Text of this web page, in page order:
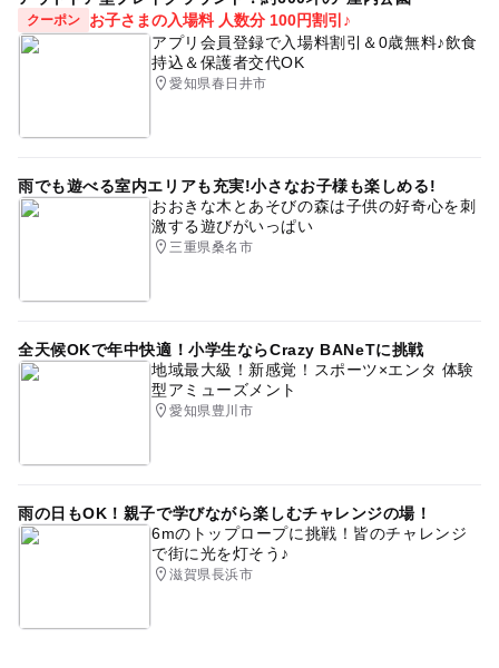
クーポン
お子さまの入場料 人数分 100円割引♪
アプリ会員登録で入場料割引＆0歳無料♪飲食
持込＆保護者交代OK
愛知県春日井市
雨でも遊べる室内エリアも充実!小さなお子様も楽しめる!
おおきな木とあそびの森は子供の好奇心を刺
激する遊びがいっぱい
三重県桑名市
全天候OKで年中快適！小学生ならCrazy BANeTに挑戦
地域最大級！新感覚！スポーツ×エンタ 体験
型アミューズメント
愛知県豊川市
雨の日もOK！親子で学びながら楽しむチャレンジの場！
6mのトップロープに挑戦！皆のチャレンジ
で街に光を灯そう♪
滋賀県長浜市